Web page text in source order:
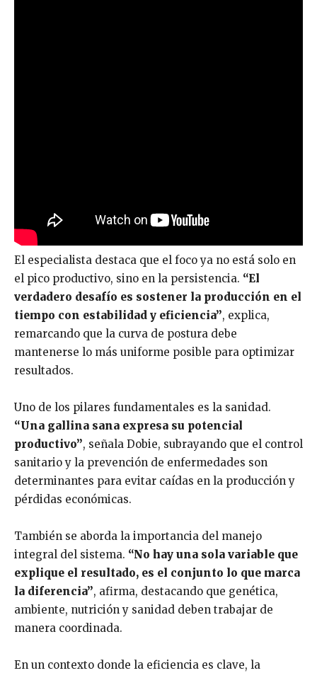
El especialista destaca que el foco ya no está solo en
el pico productivo, sino en la persistencia. “El
verdadero desafío es sostener la producción en el
tiempo con estabilidad y eficiencia”, explica,
remarcando que la curva de postura debe
mantenerse lo más uniforme posible para optimizar
resultados.
Uno de los pilares fundamentales es la sanidad.
“Una gallina sana expresa su potencial
productivo”, señala Dobie, subrayando que el control
sanitario y la prevención de enfermedades son
determinantes para evitar caídas en la producción y
pérdidas económicas.
También se aborda la importancia del manejo
integral del sistema. “No hay una sola variable que
explique el resultado, es el conjunto lo que marca
la diferencia”, afirma, destacando que genética,
ambiente, nutrición y sanidad deben trabajar de
manera coordinada.
En un contexto donde la eficiencia es clave, la